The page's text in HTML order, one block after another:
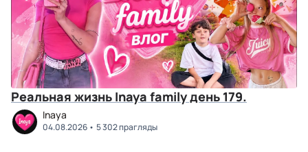
Реальная жизнь Inaya family день 179.
Inaya
04.08.2026 5 302 прагляды